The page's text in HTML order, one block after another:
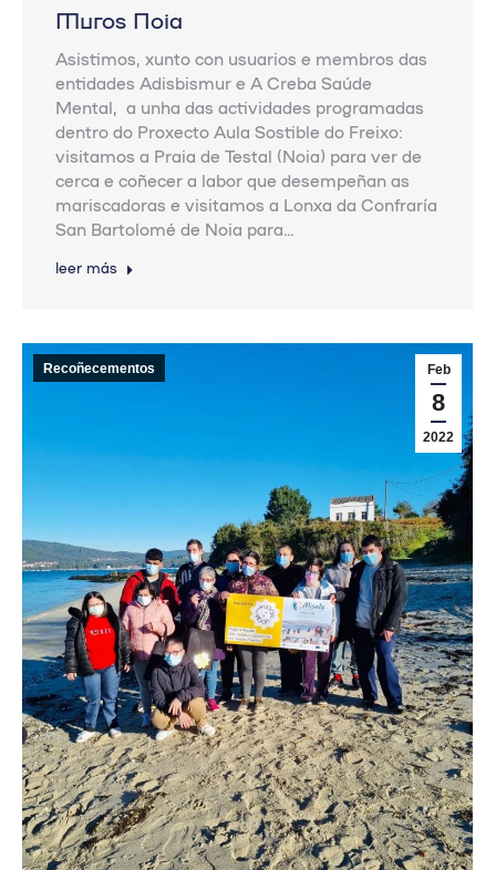
Muros Noia
Asistimos, xunto con usuarios e membros das
entidades Adisbismur e A Creba Saúde
Mental, a unha das actividades programadas
dentro do Proxecto Aula Sostible do Freixo:
visitamos a Praia de Testal (Noia) para ver de
cerca e coñecer a labor que desempeñan as
mariscadoras e visitamos a Lonxa da Confraría
San Bartolomé de Noia para…
leer más
Feb
8
2022
Recoñecementos